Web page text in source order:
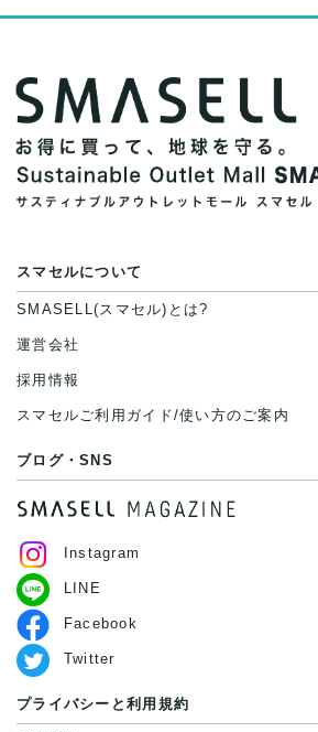
スマセルについて
SMASELL(スマセル)とは?
運営会社
採用情報
スマセルご利用ガイド/使い方のご案内
ブログ・SNS
Instagram
LINE
Facebook
Twitter
プライバシーと利用規約